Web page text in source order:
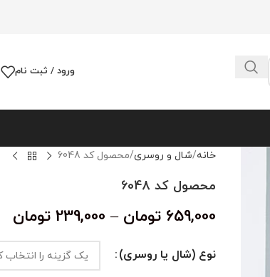
ورود / ثبت نام
خانه شال و روسری محصول کد 6048
محصول کد 6048
659,000 تومان –
239,000 تومان
نوع (شال یا روسری)